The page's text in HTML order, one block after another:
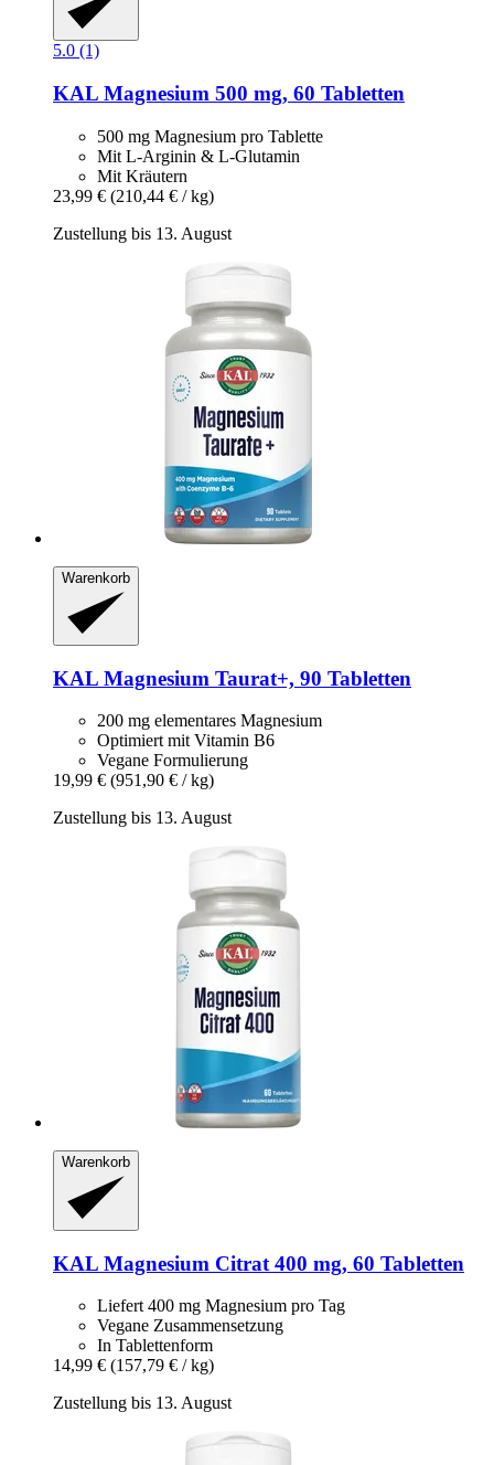
5.0 (1)
KAL Magnesium 500 mg, 60 Tabletten
500 mg Magnesium pro Tablette
Mit L-Arginin & L-Glutamin
Mit Kräutern
23,99 € (210,44 € / kg)
Zustellung bis 13. August
Warenkorb
KAL Magnesium Taurat+, 90 Tabletten
200 mg elementares Magnesium
Optimiert mit Vitamin B6
Vegane Formulierung
19,99 € (951,90 € / kg)
Zustellung bis 13. August
Warenkorb
KAL Magnesium Citrat 400 mg, 60 Tabletten
Liefert 400 mg Magnesium pro Tag
Vegane Zusammensetzung
In Tablettenform
14,99 € (157,79 € / kg)
Zustellung bis 13. August